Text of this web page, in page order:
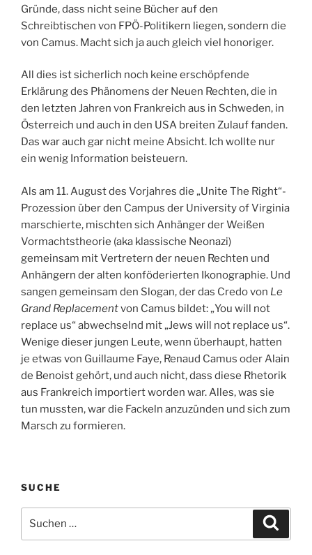
Gründe, dass nicht seine Bücher auf den
Schreibtischen von FPÖ-Politikern liegen, sondern die
von Camus. Macht sich ja auch gleich viel honoriger.
All dies ist sicherlich noch keine erschöpfende
Erklärung des Phänomens der Neuen Rechten, die in
den letzten Jahren von Frankreich aus in Schweden, in
Österreich und auch in den USA breiten Zulauf fanden.
Das war auch gar nicht meine Absicht. Ich wollte nur
ein wenig Information beisteuern.
Als am 11. August des Vorjahres die „Unite The Right“-
Prozession über den Campus der University of Virginia
marschierte, mischten sich Anhänger der Weißen
Vormachtstheorie (aka klassische Neonazi)
gemeinsam mit Vertretern der neuen Rechten und
Anhängern der alten konföderierten Ikonographie. Und
sangen gemeinsam den Slogan, der das Credo von Le
Grand Replacementvon Camus bildet: „You will not
replace us“ abwechselnd mit „Jews will not replace us“.
Wenige dieser jungen Leute, wenn überhaupt, hatten
je etwas von Guillaume Faye, Renaud Camus oder Alain
de Benoist gehört, und auch nicht, dass diese Rhetorik
aus Frankreich importiert worden war. Alles, was sie
tun mussten, war die Fackeln anzuzünden und sich zum
Marsch zu formieren.
SUCHE
nach: